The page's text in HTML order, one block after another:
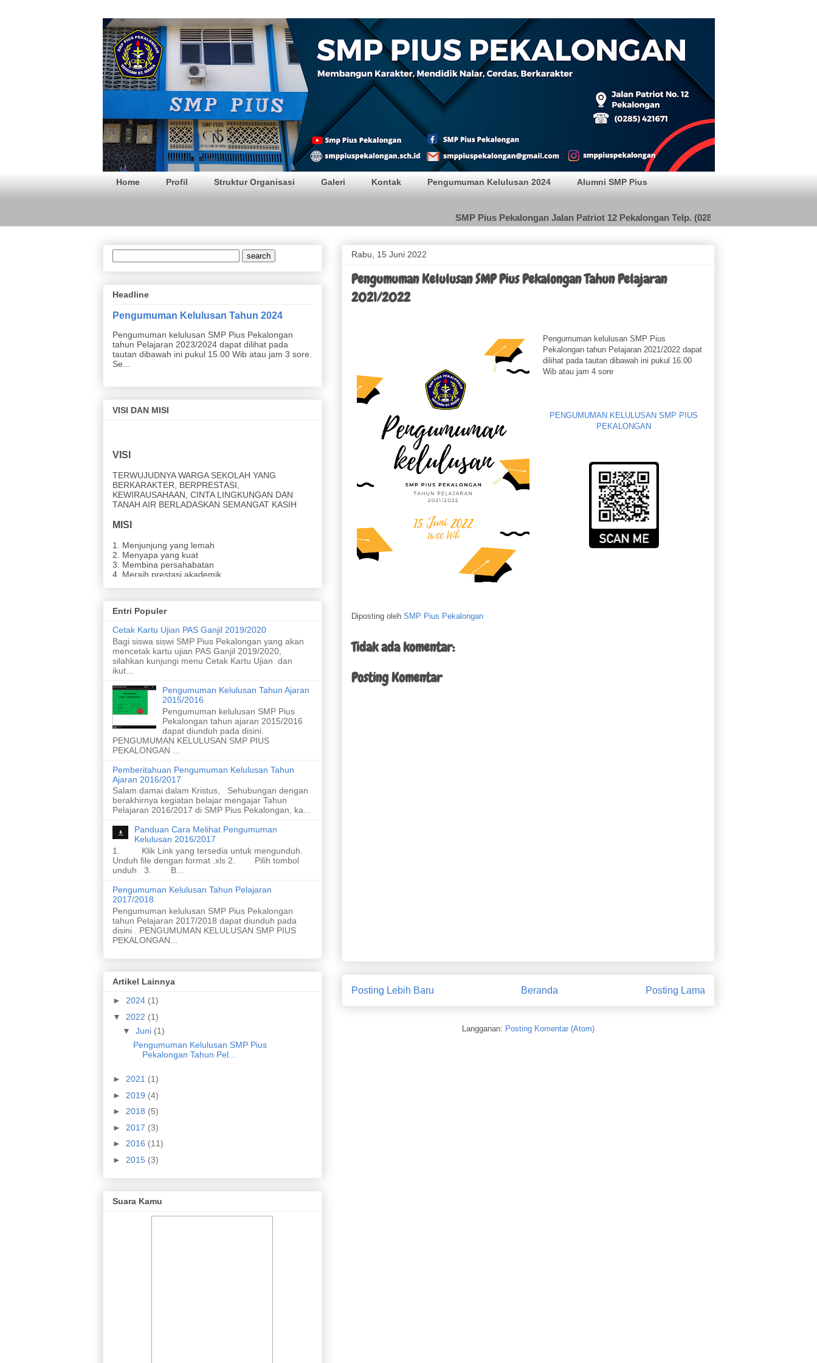
SMP PIUS Pekalongan
Home Profil Struktur Organisasi Galeri Kontak Pengumuman Kelulusan 2024 Alumni SMP Pius
SMP Pius Pekalongan Jalan Patriot 12 Pekalongan Telp. (0285) 421671
Rabu, 15 Juni 2022
Pengumuman Kelulusan SMP Pius Pekalongan Tahun Pelajaran
2021/2022
Pengumuman kelulusan SMP Pius
Pekalongan tahun Pelajaran 2021/2022 dapat
dilihat pada tautan dibawah ini pukul 16.00
Wib atau jam 4 sore
PENGUMUMAN KELULUSAN SMP PIUS
PEKALONGAN
Diposting oleh SMP Pius Pekalongan
Tidak ada komentar:
Posting Komentar
Posting Lebih Baru Posting Lama
Beranda
Langganan: Posting Komentar (Atom)
Headline
Pengumuman Kelulusan Tahun 2024
Pengumuman kelulusan SMP Pius Pekalongan
tahun Pelajaran 2023/2024 dapat dilihat pada
tautan dibawah ini pukul 15.00 Wib atau jam 3 sore.
Se...
VISI DAN MISI
BERKARAKTER, BERPRESTASI,
KEWIRAUSAHAAN, CINTA LINGKUNGAN DAN
TANAH AIR BERLADASKAN SEMANGAT KASIH
2. Menyapa yang kuat
3. Membina persahabatan
4. Meraih prestasi akademik
5. Meraih prestasi nonakademik
9. Meletakan sampah pada tempatnya
10. Melaksanakan upacara bendera
11. Menyanyikan lagu nasional dengan sikap yang
baik
Entri Populer
Cetak Kartu Ujian PAS Ganjil 2019/2020
Bagi siswa siswi SMP Pius Pekalongan yang akan
mencetak kartu ujian PAS Ganjil 2019/2020,
silahkan kunjungi menu Cetak Kartu Ujian dan
ikut...
Pengumuman Kelulusan Tahun Ajaran
2015/2016
Pengumuman kelulusan SMP Pius
Pekalongan tahun ajaran 2015/2016
dapat diunduh pada disini.
PENGUMUMAN KELULUSAN SMP PIUS
PEKALONGAN ...
Pemberitahuan Pengumuman Kelulusan Tahun
Ajaran 2016/2017
Salam damai dalam Kristus, Sehubungan dengan
berakhirnya kegiatan belajar mengajar Tahun
Pelajaran 2016/2017 di SMP Pius Pekalongan, ka...
Panduan Cara Melihat Pengumuman
Kelulusan 2016/2017
1. Klik Link yang tersedia untuk mengunduh.
Unduh file dengan format .xls 2. Pilih tombol
unduh 3. B...
Pengumuman Kelulusan Tahun Pelajaran
2017/2018
Pengumuman kelulusan SMP Pius Pekalongan
tahun Pelajaran 2017/2018 dapat diunduh pada
disini . PENGUMUMAN KELULUSAN SMP PIUS
PEKALONGAN...
Artikel Lainnya
► 2024 (1)
▼ 2022 (1)
▼Juni (1)
Pengumuman Kelulusan SMP Pius
Pekalongan Tahun Pel...
► 2021 (1)
► 2019 (4)
► 2018 (5)
► 2017 (3)
► 2016 (11)
► 2015 (3)
Suara Kamu